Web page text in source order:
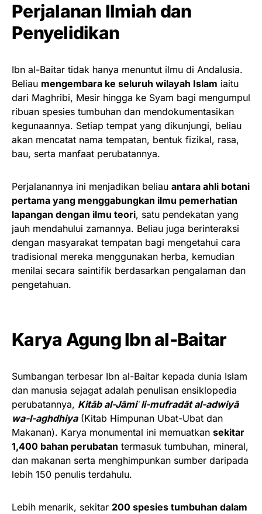
Perjalanan Ilmiah dan
Penyelidikan
Ibn al-Baitar tidak hanya menuntut ilmu di Andalusia.
Beliau mengembara ke seluruh wilayah Islam iaitu
dari Maghribi, Mesir hingga ke Syam bagi mengumpul
ribuan spesies tumbuhan dan mendokumentasikan
kegunaannya. Setiap tempat yang dikunjungi, beliau
akan mencatat nama tempatan, bentuk fizikal, rasa,
bau, serta manfaat perubatannya.
Perjalanannya ini menjadikan beliau antara ahli botani
pertama yang menggabungkan ilmu pemerhatian
lapangan dengan ilmu teori, satu pendekatan yang
jauh mendahului zamannya. Beliau juga berinteraksi
dengan masyarakat tempatan bagi mengetahui cara
tradisional mereka menggunakan herba, kemudian
menilai secara saintifik berdasarkan pengalaman dan
pengetahuan.
Karya Agung Ibn al-Baitar
Sumbangan terbesar Ibn al-Baitar kepada dunia Islam
dan manusia sejagat adalah penulisan ensiklopedia
perubatannya, Kitāb al-Jāmiʿ li-mufradāt al-adwiyā
wa-l-aghdhiya(Kitab Himpunan Ubat-Ubat dan
Makanan). Karya monumental ini memuatkan sekitar
1,400 bahan perubatan termasuk tumbuhan, mineral,
dan makanan serta menghimpunkan sumber daripada
lebih 150 penulis terdahulu.
Lebih menarik, sekitar 200 spesies tumbuhan dalam